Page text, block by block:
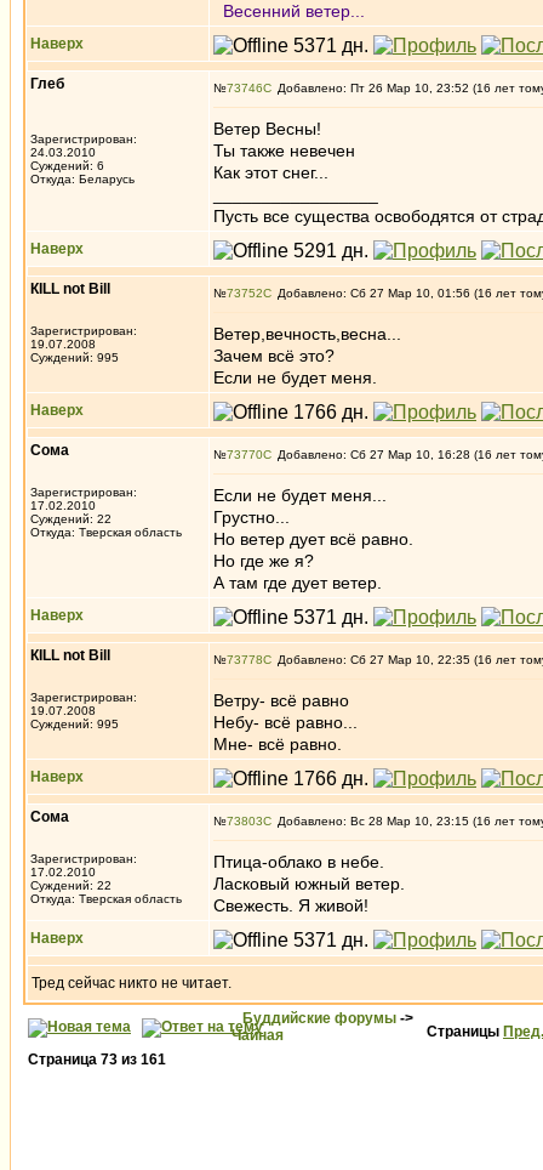
Весенний ветер...
Наверх
Глеб
Зарегистрирован:
24.03.2010
Суждений: 6
Откуда: Беларусь
№73746 Добавлено: Пт 26 Мар 10, 23:52 (16 лет
Ветер Весны!
Ты также невечен
Как этот снег...
Пусть все существа освободятся от
Наверх
КILL not Вill
Зарегистрирован:
19.07.2008
Суждений: 995
№73752 Добавлено: Сб 27 Мар 10, 01:56 (16 лет
Ветер,вечность,весна...
Зачем всё это?
Если не будет меня.
Наверх
Сома
Зарегистрирован:
17.02.2010
Суждений: 22
Откуда: Тверская область
№73770 Добавлено: Сб 27 Мар 10, 16:28 (16 лет
Если не будет меня...
Грустно...
Но ветер дует всё равно.
Но где же я?
А там где дует ветер.
Наверх
КILL not Вill
Зарегистрирован:
19.07.2008
Суждений: 995
№73778 Добавлено: Сб 27 Мар 10, 22:35 (16 лет
Ветру- всё равно
Небу- всё равно...
Мне- всё равно.
Наверх
Сома
Зарегистрирован:
17.02.2010
Суждений: 22
Откуда: Тверская область
№73803 Добавлено: Вс 28 Мар 10, 23:15 (16 лет
Птица-облако в небе.
Ласковый южный ветер.
Свежесть. Я живой!
Наверх
Тред сейчас никто не читает.
Буддийские форумы ->
Чайная
Страницы Пред.
Страница 73 из 161